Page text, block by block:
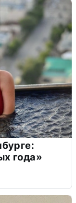
года»